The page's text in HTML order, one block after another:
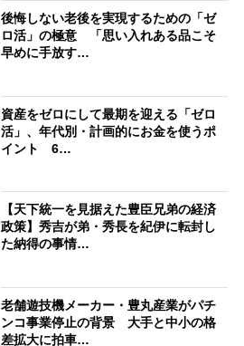
後悔しない老後を実現するための「ゼ
ロ活」の極意 「思い入れある品こそ
早めに手放す…
資産をゼロにして最期を迎える「ゼロ
活」、年代別・計画的にお金を使うポ
イント 6…
【天下統一を見据えた豊臣兄弟の経済
政策】秀吉が弟・秀長を紀伊に転封し
た納得の事情…
老舗遊技機メーカー・豊丸産業がパチ
ンコ事業停止の背景 大手と中小の格
差拡大に拍車…